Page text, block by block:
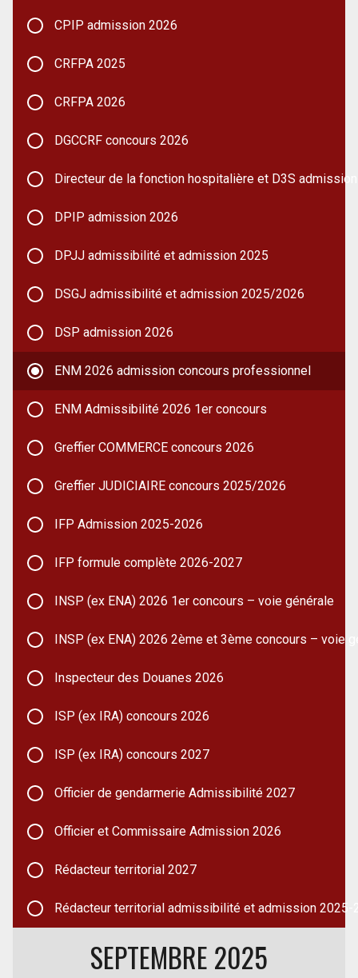
CPIP admission 2026
CRFPA 2025
CRFPA 2026
DGCCRF concours 2026
Directeur de la fonction hospitalière et D3S
DPIP admission 2026
DPJJ admissibilité et admission 2025
DSGJ admissibilité et admission 2025/2026
DSP admission 2026
ENM 2026 admission concours professionnel
ENM Admissibilité 2026 1er concours
Greffier COMMERCE concours 2026
Greffier JUDICIAIRE concours 2025/2026
IFP Admission 2025-2026
IFP formule complète 2026-2027
INSP (ex ENA) 2026 1er concours – voie générale
INSP (ex ENA) 2026 2ème et 3ème concours – voie
Inspecteur des Douanes 2026
ISP (ex IRA) concours 2026
ISP (ex IRA) concours 2027
Officier de gendarmerie Admissibilité 2027
Officier et Commissaire Admission 2026
Rédacteur territorial 2027
Rédacteur territorial admissibilité et admission 2025-
SEPTEMBRE 2025